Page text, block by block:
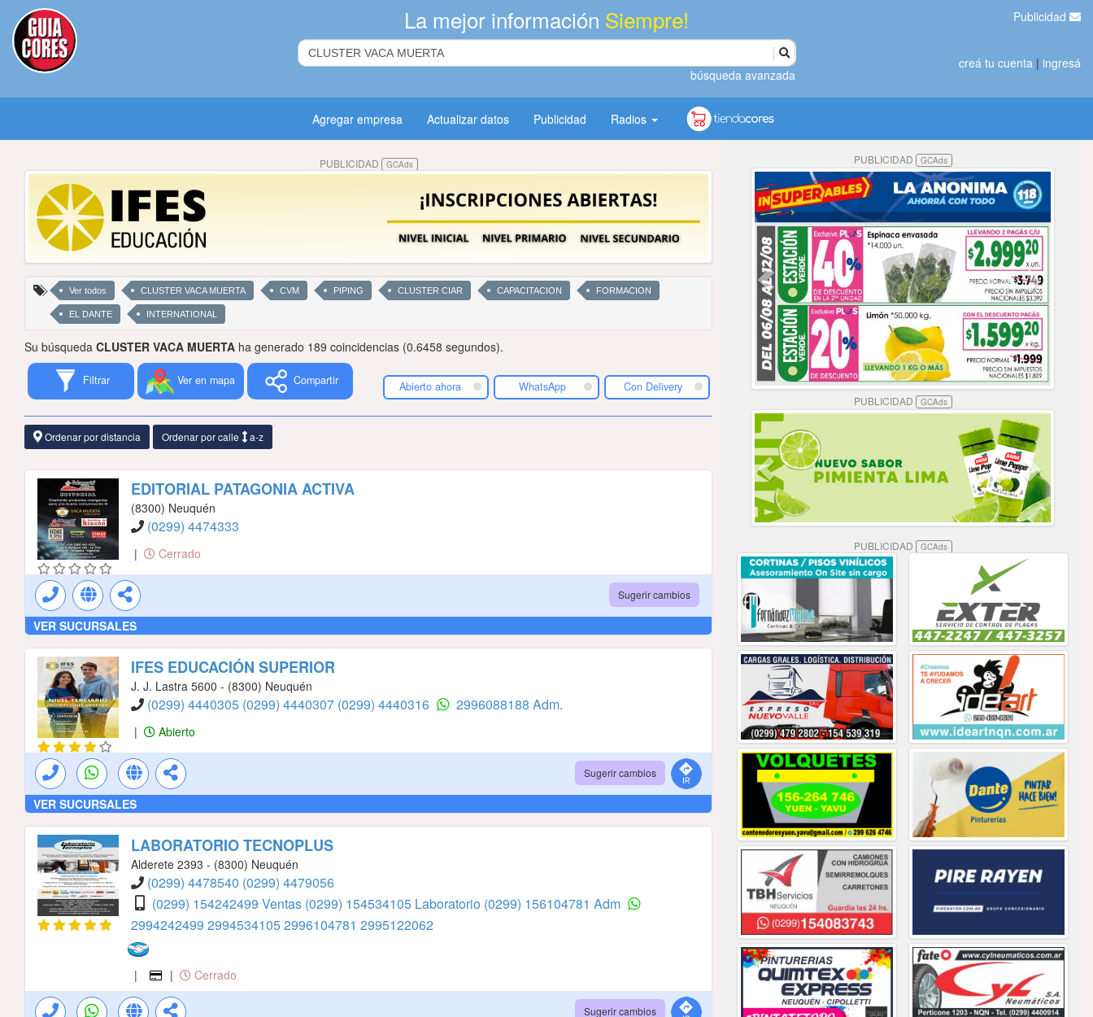
La mejor información Siempre!
búsqueda avanzada
Publicidad
creá tu cuenta | ingresá
Agregar empresa Actualizar datos Publicidad Radios
PUBLICIDAD GCAds
Ver todos CLUSTER VACA MUERTA CVM PIPING CLUSTER CIAR CAPACITACION FORMACION
EL DANTE INTERNATIONAL
Su búsqueda CLUSTER VACA MUERTA ha generado 189 coincidencias (0.6458 segundos).
Filtrar Ver en mapa Compartir Abierto ahora WhatsApp Con Delivery
Ordenar por distancia Ordenar por calle a-z
EDITORIAL PATAGONIA ACTIVA
(8300) Neuquén
(0299) 4474333
| Cerrado
Sugerir cambios
VER SUCURSALES
IFES EDUCACIÓN SUPERIOR
J. J. Lastra 5600 - (8300) Neuquén
(0299) 4440305 (0299) 4440307 (0299) 4440316 2996088188 Adm.
| Abierto
Sugerir cambios
VER SUCURSALES
LABORATORIO TECNOPLUS
Alderete 2393 - (8300) Neuquén
(0299) 4478540 (0299) 4479056
(0299) 154242499 Ventas (0299) 154534105 Laboratorio (0299) 156104781 Adm
2994242499 29945341052996104781 2995122062
| | Cerrado
Sugerir cambios
PUBLICIDAD GCAds
PUBLICIDAD GCAds
PUBLICIDAD GCAds